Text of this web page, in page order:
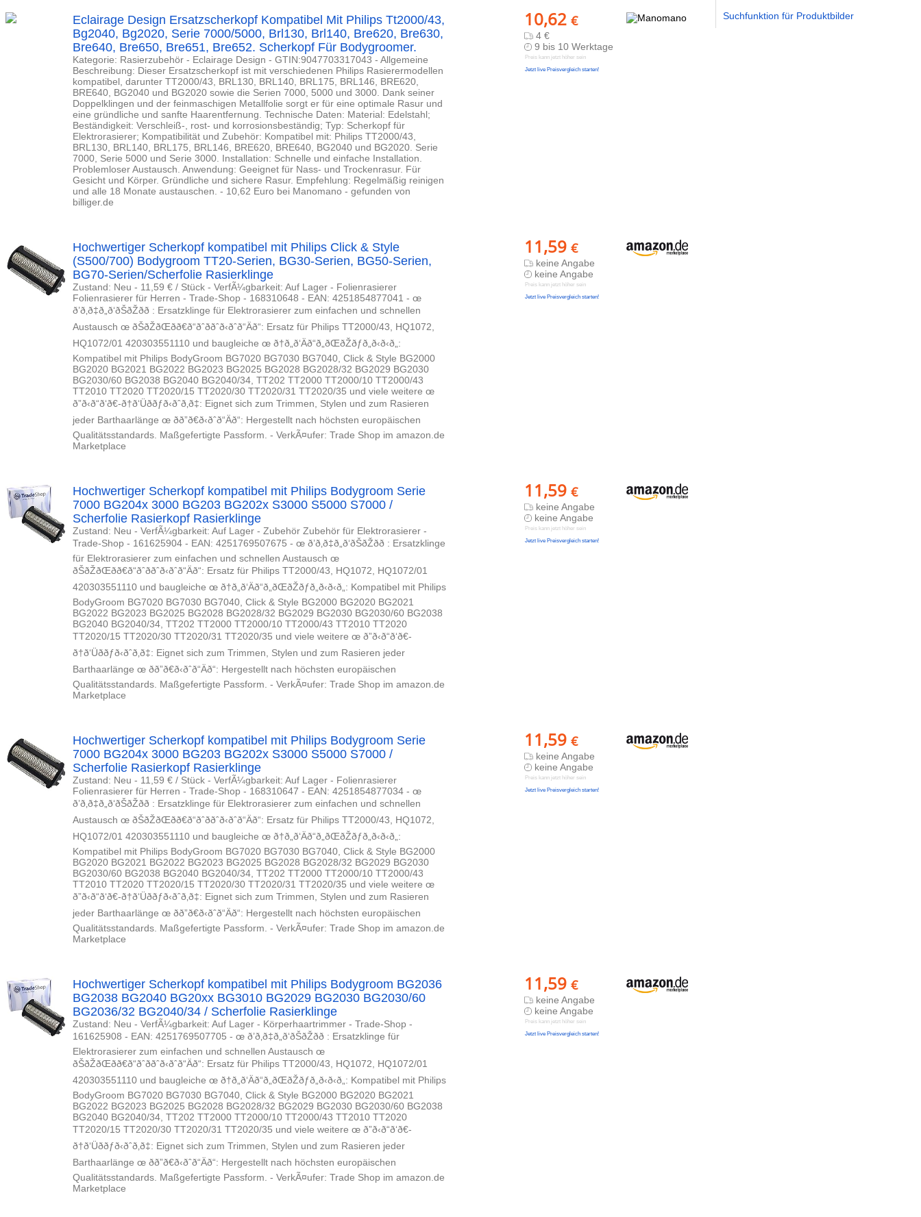
10,62 €
4 €
9 bis 10 Werktage
Preis kann jetzt höher sein
Jetzt live Preisvergleich starten!
Eclairage Design Ersatzscherkopf Kompatibel Mit Philips Tt2000/43,
Bg2040, Bg2020, Serie 7000/5000, Brl130, Brl140, Bre620, Bre630,
Bre640, Bre650, Bre651, Bre652. Scherkopf Für Bodygroomer.
Kategorie: Rasierzubehör - Eclairage Design - GTIN:9047703317043 - Allgemeine
Beschreibung: Dieser Ersatzscherkopf ist mit verschiedenen Philips Rasierermodellen
kompatibel, darunter TT2000/43, BRL130, BRL140, BRL175, BRL146, BRE620,
BRE640, BG2040 und BG2020 sowie die Serien 7000, 5000 und 3000. Dank seiner
Doppelklingen und der feinmaschigen Metallfolie sorgt er für eine optimale Rasur und
eine gründliche und sanfte Haarentfernung. Technische Daten: Material: Edelstahl;
Beständigkeit: Verschleiß-, rost- und korrosionsbeständig; Typ: Scherkopf für
Elektrorasierer; Kompatibilität und Zubehör: Kompatibel mit: Philips TT2000/43,
BRL130, BRL140, BRL175, BRL146, BRE620, BRE640, BG2040 und BG2020. Serie
7000, Serie 5000 und Serie 3000. Installation: Schnelle und einfache Installation.
Problemloser Austausch. Anwendung: Geeignet für Nass- und Trockenrasur. Für
Gesicht und Körper. Gründliche und sichere Rasur. Empfehlung: Regelmäßig reinigen
und alle 18 Monate austauschen. - 10,62 Euro bei Manomano - gefunden von
billiger.de
11,59 €
keine Angabe
keine Angabe
Preis kann jetzt höher sein
Jetzt live Preisvergleich starten!
Hochwertiger Scherkopf kompatibel mit Philips Click & Style
(S500/700) Bodygroom TT20-Serien, BG30-Serien, BG50-Serien,
BG70-Serien/Scherfolie Rasierklinge
Zustand: Neu - 11,59 € / Stück - VerfÃ¼gbarkeit: Auf Lager - Folienrasierer
Folienrasierer für Herren - Trade-Shop - 168310648 - EAN: 4251854877041 - œ
ð’ð‚ð‡ð„ð‘ðŠðŽðð : Ersatzklinge für Elektrorasierer zum einfachen und schnellen
Austausch œ ðŠðŽðŒðð€ð“ðˆððˆð‹ðˆð“Äð“: Ersatz für Philips TT2000/43, HQ1072,
HQ1072/01 420303551110 und baugleiche œ ð†ð„ð‘Äð“ð„ðŒðŽðƒð„ð‹ð‹ð„:
Kompatibel mit Philips BodyGroom BG7020 BG7030 BG7040, Click & Style BG2000
BG2020 BG2021 BG2022 BG2023 BG2025 BG2028 BG2028/32 BG2029 BG2030
BG2030/60 BG2038 BG2040 BG2040/34, TT202 TT2000 TT2000/10 TT2000/43
TT2010 TT2020 TT2020/15 TT2020/30 TT2020/31 TT2020/35 und viele weitere œ
ð”ð‹ð“ð‘ð€-ð†ð‘Üððƒð‹ðˆð‚ð‡: Eignet sich zum Trimmen, Stylen und zum Rasieren
jeder Barthaarlänge œ ðð”ð€ð‹ðˆð“Äð“: Hergestellt nach höchsten europäischen
Qualitätsstandards. Maßgefertigte Passform. - VerkÃ¤ufer: Trade Shop im amazon.de
Marketplace
11,59 €
keine Angabe
keine Angabe
Preis kann jetzt höher sein
Jetzt live Preisvergleich starten!
Hochwertiger Scherkopf kompatibel mit Philips Bodygroom Serie
7000 BG204x 3000 BG203 BG202x S3000 S5000 S7000 /
Scherfolie Rasierkopf Rasierklinge
Zustand: Neu - VerfÃ¼gbarkeit: Auf Lager - Zubehör Zubehör für Elektrorasierer -
Trade-Shop - 161625904 - EAN: 4251769507675 - œ ð’ð‚ð‡ð„ð‘ðŠðŽðð : Ersatzklinge
für Elektrorasierer zum einfachen und schnellen Austausch œ
ðŠðŽðŒðð€ð“ðˆððˆð‹ðˆð“Äð“: Ersatz für Philips TT2000/43, HQ1072, HQ1072/01
420303551110 und baugleiche œ ð†ð„ð‘Äð“ð„ðŒðŽðƒð„ð‹ð‹ð„: Kompatibel mit Philips
BodyGroom BG7020 BG7030 BG7040, Click & Style BG2000 BG2020 BG2021
BG2022 BG2023 BG2025 BG2028 BG2028/32 BG2029 BG2030 BG2030/60 BG2038
BG2040 BG2040/34, TT202 TT2000 TT2000/10 TT2000/43 TT2010 TT2020
TT2020/15 TT2020/30 TT2020/31 TT2020/35 und viele weitere œ ð”ð‹ð“ð‘ð€-
ð†ð‘Üððƒð‹ðˆð‚ð‡: Eignet sich zum Trimmen, Stylen und zum Rasieren jeder
Barthaarlänge œ ðð”ð€ð‹ðˆð“Äð“: Hergestellt nach höchsten europäischen
Qualitätsstandards. Maßgefertigte Passform. - VerkÃ¤ufer: Trade Shop im amazon.de
Marketplace
11,59 €
keine Angabe
keine Angabe
Preis kann jetzt höher sein
Jetzt live Preisvergleich starten!
Hochwertiger Scherkopf kompatibel mit Philips Bodygroom Serie
7000 BG204x 3000 BG203 BG202x S3000 S5000 S7000 /
Scherfolie Rasierkopf Rasierklinge
Zustand: Neu - 11,59 € / Stück - VerfÃ¼gbarkeit: Auf Lager - Folienrasierer
Folienrasierer für Herren - Trade-Shop - 168310647 - EAN: 4251854877034 - œ
ð’ð‚ð‡ð„ð‘ðŠðŽðð : Ersatzklinge für Elektrorasierer zum einfachen und schnellen
Austausch œ ðŠðŽðŒðð€ð“ðˆððˆð‹ðˆð“Äð“: Ersatz für Philips TT2000/43, HQ1072,
HQ1072/01 420303551110 und baugleiche œ ð†ð„ð‘Äð“ð„ðŒðŽðƒð„ð‹ð‹ð„:
Kompatibel mit Philips BodyGroom BG7020 BG7030 BG7040, Click & Style BG2000
BG2020 BG2021 BG2022 BG2023 BG2025 BG2028 BG2028/32 BG2029 BG2030
BG2030/60 BG2038 BG2040 BG2040/34, TT202 TT2000 TT2000/10 TT2000/43
TT2010 TT2020 TT2020/15 TT2020/30 TT2020/31 TT2020/35 und viele weitere œ
ð”ð‹ð“ð‘ð€-ð†ð‘Üððƒð‹ðˆð‚ð‡: Eignet sich zum Trimmen, Stylen und zum Rasieren
jeder Barthaarlänge œ ðð”ð€ð‹ðˆð“Äð“: Hergestellt nach höchsten europäischen
Qualitätsstandards. Maßgefertigte Passform. - VerkÃ¤ufer: Trade Shop im amazon.de
Marketplace
11,59 €
keine Angabe
keine Angabe
Preis kann jetzt höher sein
Jetzt live Preisvergleich starten!
Hochwertiger Scherkopf kompatibel mit Philips Bodygroom BG2036
BG2038 BG2040 BG20xx BG3010 BG2029 BG2030 BG2030/60
BG2036/32 BG2040/34 / Scherfolie Rasierklinge
Zustand: Neu - VerfÃ¼gbarkeit: Auf Lager - Körperhaartrimmer - Trade-Shop -
161625908 - EAN: 4251769507705 - œ ð’ð‚ð‡ð„ð‘ðŠðŽðð : Ersatzklinge für
Elektrorasierer zum einfachen und schnellen Austausch œ
ðŠðŽðŒðð€ð“ðˆððˆð‹ðˆð“Äð“: Ersatz für Philips TT2000/43, HQ1072, HQ1072/01
420303551110 und baugleiche œ ð†ð„ð‘Äð“ð„ðŒðŽðƒð„ð‹ð‹ð„: Kompatibel mit Philips
BodyGroom BG7020 BG7030 BG7040, Click & Style BG2000 BG2020 BG2021
BG2022 BG2023 BG2025 BG2028 BG2028/32 BG2029 BG2030 BG2030/60 BG2038
BG2040 BG2040/34, TT202 TT2000 TT2000/10 TT2000/43 TT2010 TT2020
TT2020/15 TT2020/30 TT2020/31 TT2020/35 und viele weitere œ ð”ð‹ð“ð‘ð€-
ð†ð‘Üððƒð‹ðˆð‚ð‡: Eignet sich zum Trimmen, Stylen und zum Rasieren jeder
Barthaarlänge œ ðð”ð€ð‹ðˆð“Äð“: Hergestellt nach höchsten europäischen
Qualitätsstandards. Maßgefertigte Passform. - VerkÃ¤ufer: Trade Shop im amazon.de
Marketplace
Suchfunktion für Produktbilder